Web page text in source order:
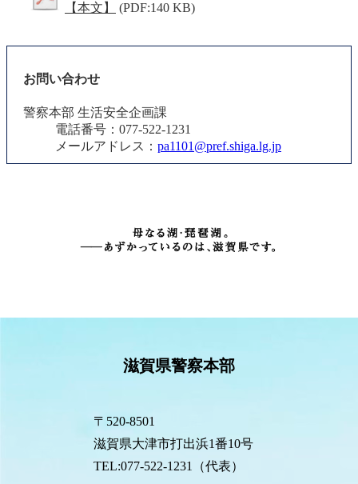
【本文】 (PDF:140 KB)
お問い合わせ
警察本部 生活安全企画課
電話番号：077-522-1231
メールアドレス： pa1101@pref.shiga.lg.jp
滋賀県警察本部
〒520-8501
滋賀県大津市打出浜1番10号
TEL:077-522-1231（代表）